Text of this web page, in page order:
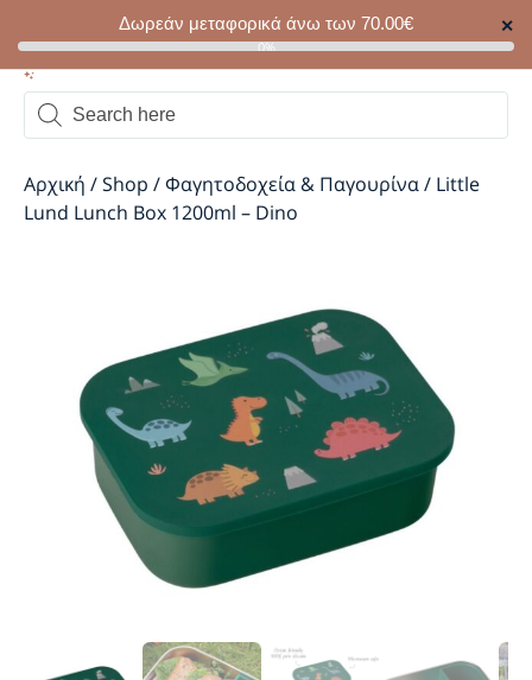
Δωρεάν μεταφορικά άνω των 70.00€ ✕
0%
Αρχική /Shop /Φαγητοδοχεία & Παγουρίνα/ Little
Lund Lunch Box 1200ml – Dino